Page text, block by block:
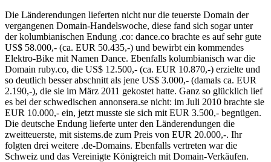
Die Länderendungen lieferten nicht nur die teuerste Domain der
vergangenen Domain-Handelswoche, diese fand sich sogar unter
der kolumbianischen Endung .co: dance.co brachte es auf sehr gute
US$ 58.000,- (ca. EUR 50.435,-) und bewirbt ein kommendes
Elektro-Bike mit Namen Dance. Ebenfalls kolumbianisch war die
Domain ruby.co, die US$ 12.500,- (ca. EUR 10.870,-) erzielte und
so deutlich besser abschnitt als jene US$ 3.000,- (damals ca. EUR
2.190,-), die sie im März 2011 gekostet hatte. Ganz so glücklich lief
es bei der schwedischen annonsera.se nicht: im Juli 2010 brachte sie
EUR 10.000,- ein, jetzt musste sie sich mit EUR 3.500,- begnügen.
Die deutsche Endung lieferte unter den Länderendungen die
zweitteuerste, mit sistems.de zum Preis von EUR 20.000,-. Ihr
folgten drei weitere .de-Domains. Ebenfalls vertreten war die
Schweiz und das Vereinigte Königreich mit Domain-Verkäufen.